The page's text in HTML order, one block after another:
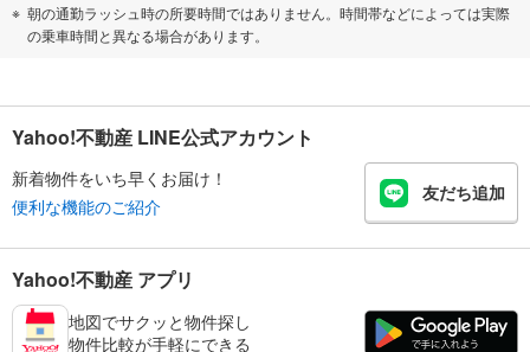
朝の通勤ラッシュ時の所要時間ではありません。時間帯などによっては実際
の乗車時間と異なる場合があります。
Yahoo!不動産 LINE公式アカウント
新着物件をいち早くお届け！
便利な機能のご紹介
友だち追加
Yahoo!不動産 アプリ
地図でサクッと物件探し
物件比較が手軽にできる